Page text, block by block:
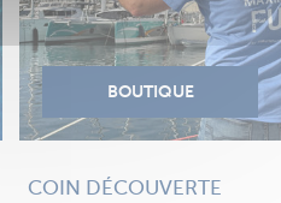
COIN DÉCOUVERTE